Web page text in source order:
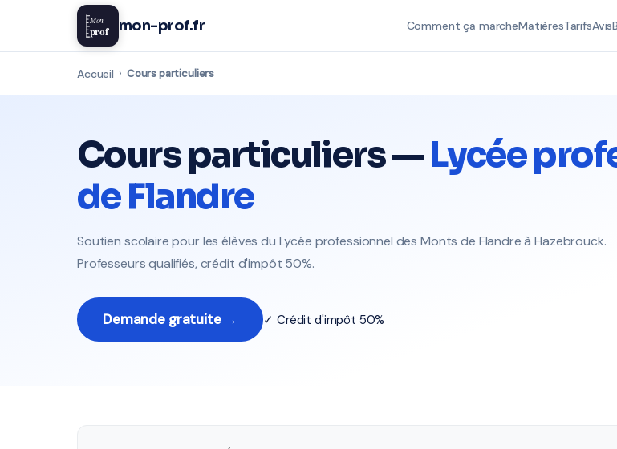
Mon
prof mon-prof.fr Comment ça marcheMatièresTarifsAvis
Accueil › Cours particuliers
Cours particuliers —Lycée
de Flandre
Soutien scolaire pour les élèves du Lycée professionnel des Monts de Flandre à Hazebrouck.
Professeurs qualifiés, crédit d'impôt 50%.
Demande gratuite → ✓ Crédit d'impôt 50%